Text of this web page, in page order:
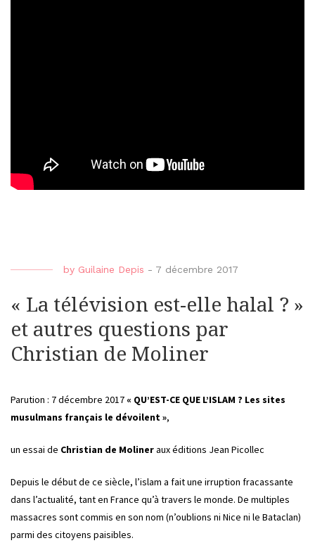
by Guilaine Depis - 7 décembre 2017
« La télévision est-elle halal ? »
et autres questions par
Christian de Moliner
Parution : 7 décembre 2017 « QU’EST-CE QUE L’ISLAM ? Les sites
musulmans français le dévoilent »,
un essai de Christian de Molineraux éditions Jean Picollec
Depuis le début de ce siècle, l’islam a fait une irruption fracassante
dans l’actualité, tant en France qu’à travers le monde. De multiples
massacres sont commis en son nom (n’oublions ni Nice ni le Bataclan)
parmi des citoyens paisibles.